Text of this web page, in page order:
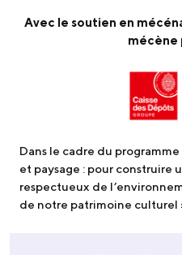
Avec le soutien en
mécène
Dans le cadre du
et paysage : pour construire
respectueux de
de notre patrimoine culturel